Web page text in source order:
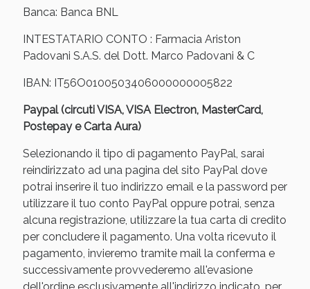
Banca: Banca BNL
INTESTATARIO CONTO : Farmacia Ariston
Padovani S.A.S. del Dott. Marco Padovani & C
IBAN: IT56O0100503406000000005822
Paypal (circuti VISA, VISA Electron, MasterCard,
Postepay e Carta Aura)
Selezionando il tipo di pagamento PayPal, sarai
reindirizzato ad una pagina del sito PayPal dove
potrai inserire il tuo indirizzo email e la password per
utilizzare il tuo conto PayPal oppure potrai, senza
alcuna registrazione, utilizzare la tua carta di credito
per concludere il pagamento. Una volta ricevuto il
pagamento, invieremo tramite mail la conferma e
successivamente provvederemo all'evasione